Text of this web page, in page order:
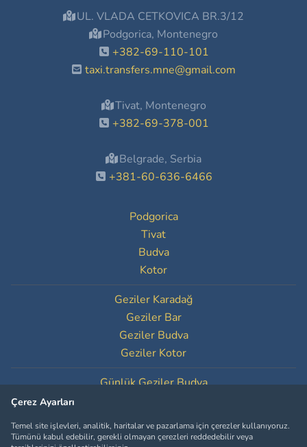
UL. VLADA CETKOVICA BR.3/12
Podgorica, Montenegro
+382-69-110-101
taxi.transfers.mne@gmail.com
Tivat, Montenegro
+382-69-378-001
Belgrade, Serbia
+381-60-636-6466
Podgorica
Tivat
Budva
Kotor
Geziler Karadağ
Geziler Bar
Geziler Budva
Geziler Kotor
Günlük Geziler Budva
Çerez Ayarları
Çerez Ayarları
Temel site işlevleri, analitik, haritalar ve pazarlama için çerezler kullanıyoruz.
Tümünü kabul edebilir, gerekli olmayan çerezleri reddedebilir veya